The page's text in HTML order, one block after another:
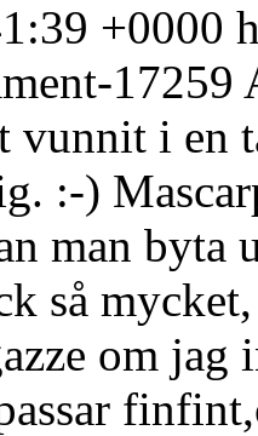
+0000
17259
vunnit i en
:-)
man byta
så
om jag